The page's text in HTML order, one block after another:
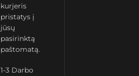
kurjeris
pristatys į
jūsų
pasirinktą
paštomatą.
1-3 Darbo